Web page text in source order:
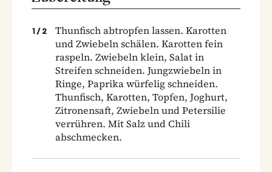
1 / 2
Thunfisch abtropfen lassen. Karotten
und Zwiebeln schälen. Karotten fein
raspeln. Zwiebeln klein, Salat in
Streifen schneiden. Jungzwiebeln in
Ringe, Paprika würfelig schneiden.
Thunfisch, Karotten, Topfen, Joghurt,
Zitronensaft, Zwiebeln und Petersilie
verrühren. Mit Salz und Chili
abschmecken.